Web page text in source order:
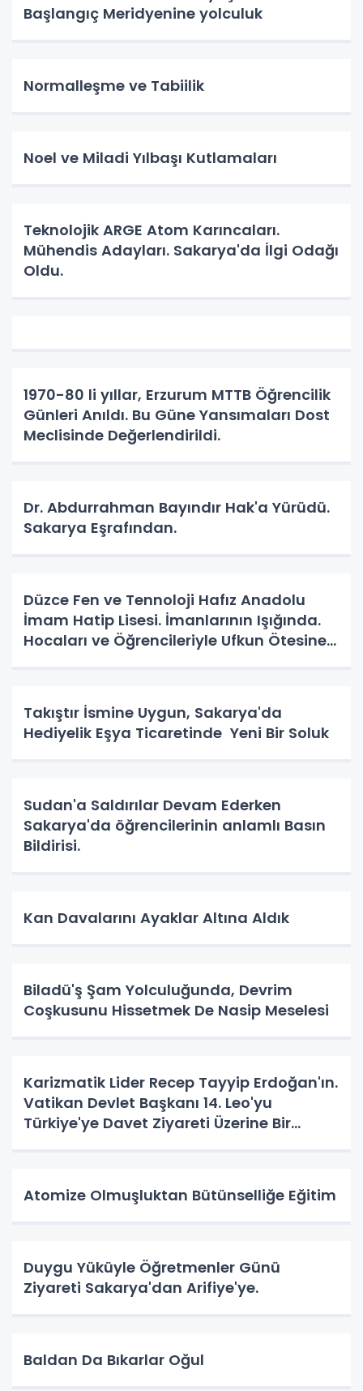
Başlangıç Meridyenine yolculuk
Normalleşme ve Tabiilik
Noel ve Miladi Yılbaşı Kutlamaları
Teknolojik ARGE Atom Karıncaları.
Mühendis Adayları. Sakarya'da İlgi Odağı
Oldu.
1970-80 li yıllar, Erzurum MTTB Öğrencilik
Günleri Anıldı. Bu Güne Yansımaları Dost
Meclisinde Değerlendirildi.
Dr. Abdurrahman Bayındır Hak'a Yürüdü.
Sakarya Eşrafından.
Düzce Fen ve Tennoloji Hafız Anadolu
İmam Hatip Lisesi. İmanlarının Işığında.
Hocaları ve Öğrencileriyle Ufkun Ötesine
Takıştır İsmine Uygun, Sakarya'da
Hediyelik Eşya Ticaretinde Yeni Bir Soluk
Sudan'a Saldırılar Devam Ederken
Sakarya'da öğrencilerinin anlamlı Basın
Bildirisi.
Kan Davalarını Ayaklar Altına Aldık
Biladü'ş Şam Yolculuğunda, Devrim
Coşkusunu Hissetmek De Nasip Meselesi
Karizmatik Lider Recep Tayyip Erdoğan'ın.
Vatikan Devlet Başkanı 14. Leo'yu
Türkiye'ye Davet Ziyareti Üzerine Bir
Atomize Olmuşluktan Bütünselliğe Eğitim
Duygu Yüküyle Öğretmenler Günü
Ziyareti Sakarya'dan Arifiye'ye.
Baldan Da Bıkarlar Oğul